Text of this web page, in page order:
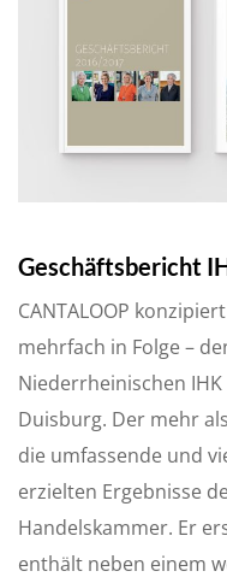
Geschäftsbericht
CANTALOOP
mehrfach in Folge –
Niederrheinischen
Duisburg. Der mehr
die umfassende und
erzielten Ergebnisse
Handelskammer. Er
enthält neben einem